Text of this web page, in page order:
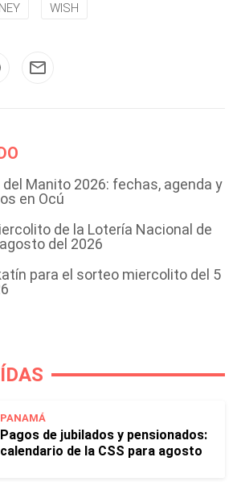
WISH
Manito 2026: fechas, agenda y
en Ocú
de la Lotería Nacional de
del 2026
para el sorteo miercolito del 5
PANAMÁ
Pagos de jubilados y pensionados:
calendario de la CSS para agosto